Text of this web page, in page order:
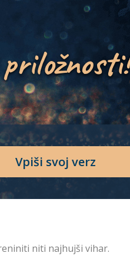
Vpiši svoj verz
niti najhujši vihar.